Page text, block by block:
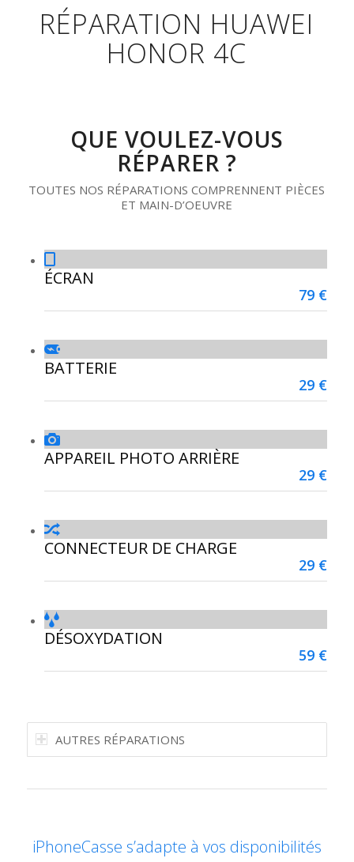
RÉPARATION HUAWEI
HONOR 4C
QUE VOULEZ-VOUS
RÉPARER ?
TOUTES NOS RÉPARATIONS COMPRENNENT PIÈCES
ET MAIN-D’OEUVRE
ÉCRAN
79 €
BATTERIE
29 €
APPAREIL PHOTO ARRIÈRE
29 €
CONNECTEUR DE CHARGE
29 €
DÉSOXYDATION
59 €
AUTRES RÉPARATIONS
iPhoneCasse s’adapte à vos disponibilités